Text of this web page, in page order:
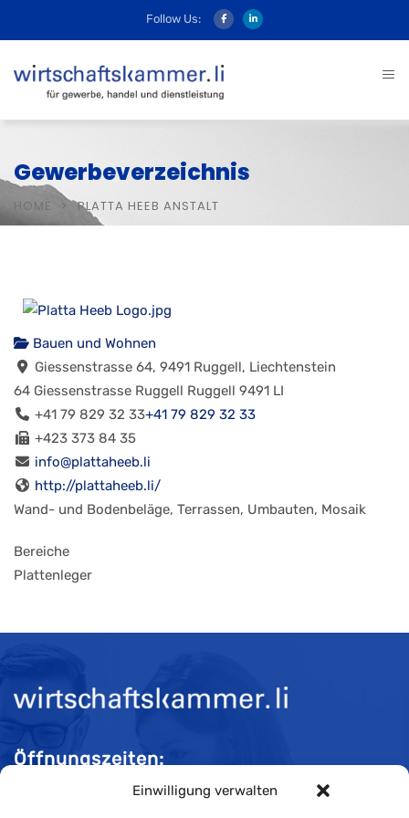
Einwilligung verwalten
Follow Us:
Gewerbeverzeichnis
HOME PLATTA HEEB ANSTALT
Bauen und Wohnen
Giessenstrasse 64, 9491 Ruggell, Liechtenstein
64 Giessenstrasse Ruggell Ruggell 9491 LI
+41 79 829 32 33+41 79 829 32 33
+423 373 84 35
info@plattaheeb.li
http://plattaheeb.li/
Wand- und Bodenbeläge, Terrassen, Umbauten, Mosaik
Bereiche
Plattenleger
Öffnungszeiten:
Mo-Do 08:00 bis 11:30 und 13:30 bis 16:30 Uhr